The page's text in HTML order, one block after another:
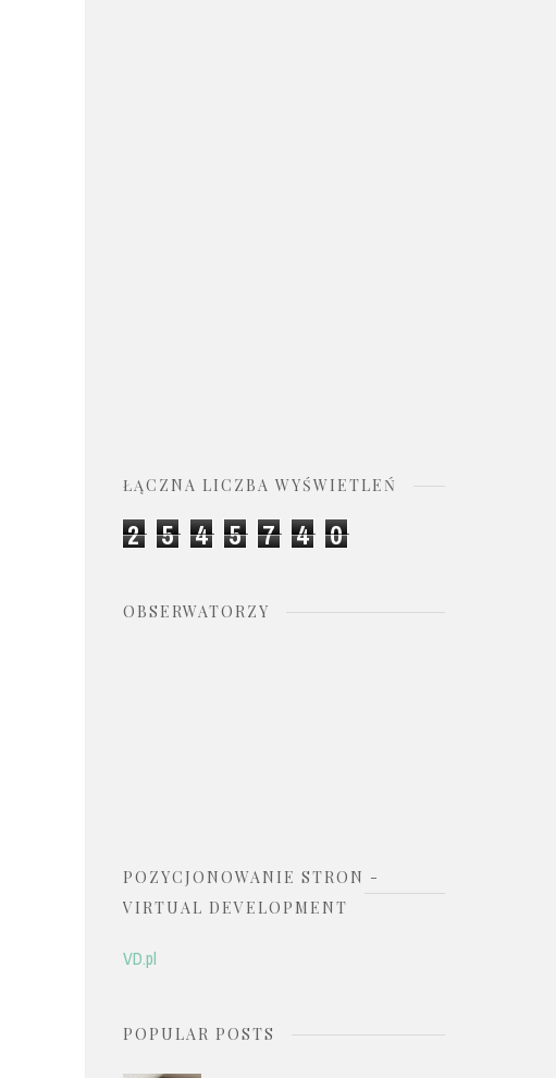
ŁĄCZNA LICZBA WYŚWIETLEŃ
2 5 4 5 7 4 0
OBSERWATORZY
POZYCJONOWANIE STRON -
VIRTUAL DEVELOPMENT
VD.pl
POPULAR POSTS